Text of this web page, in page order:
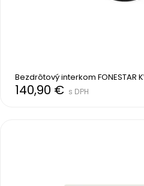
Bezdrôtový interkom FONESTAR
140,90 € s DPH